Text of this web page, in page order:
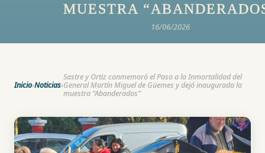
MUESTRA
16/06/2026
Inicio›Noticias›
Sastre y Ortiz conmemoró el Paso a la Inmortalidad del
General Martín Miguel de Güemes y dejó inaugurada la
muestra “Abanderados”